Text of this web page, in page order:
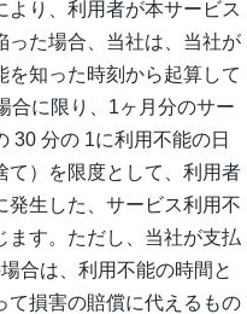
より、利用者が本サービス
った場合、当社は、当社が
を知った時刻から起算して
合に限り、1ヶ月分のサー
30 分の 1に利用不能の日
て）を限度として、利用者
発生した、サービス利用不
ます。ただし、当社が支払
合は、利用不能の時間と
て損害の賠償に代えるもの